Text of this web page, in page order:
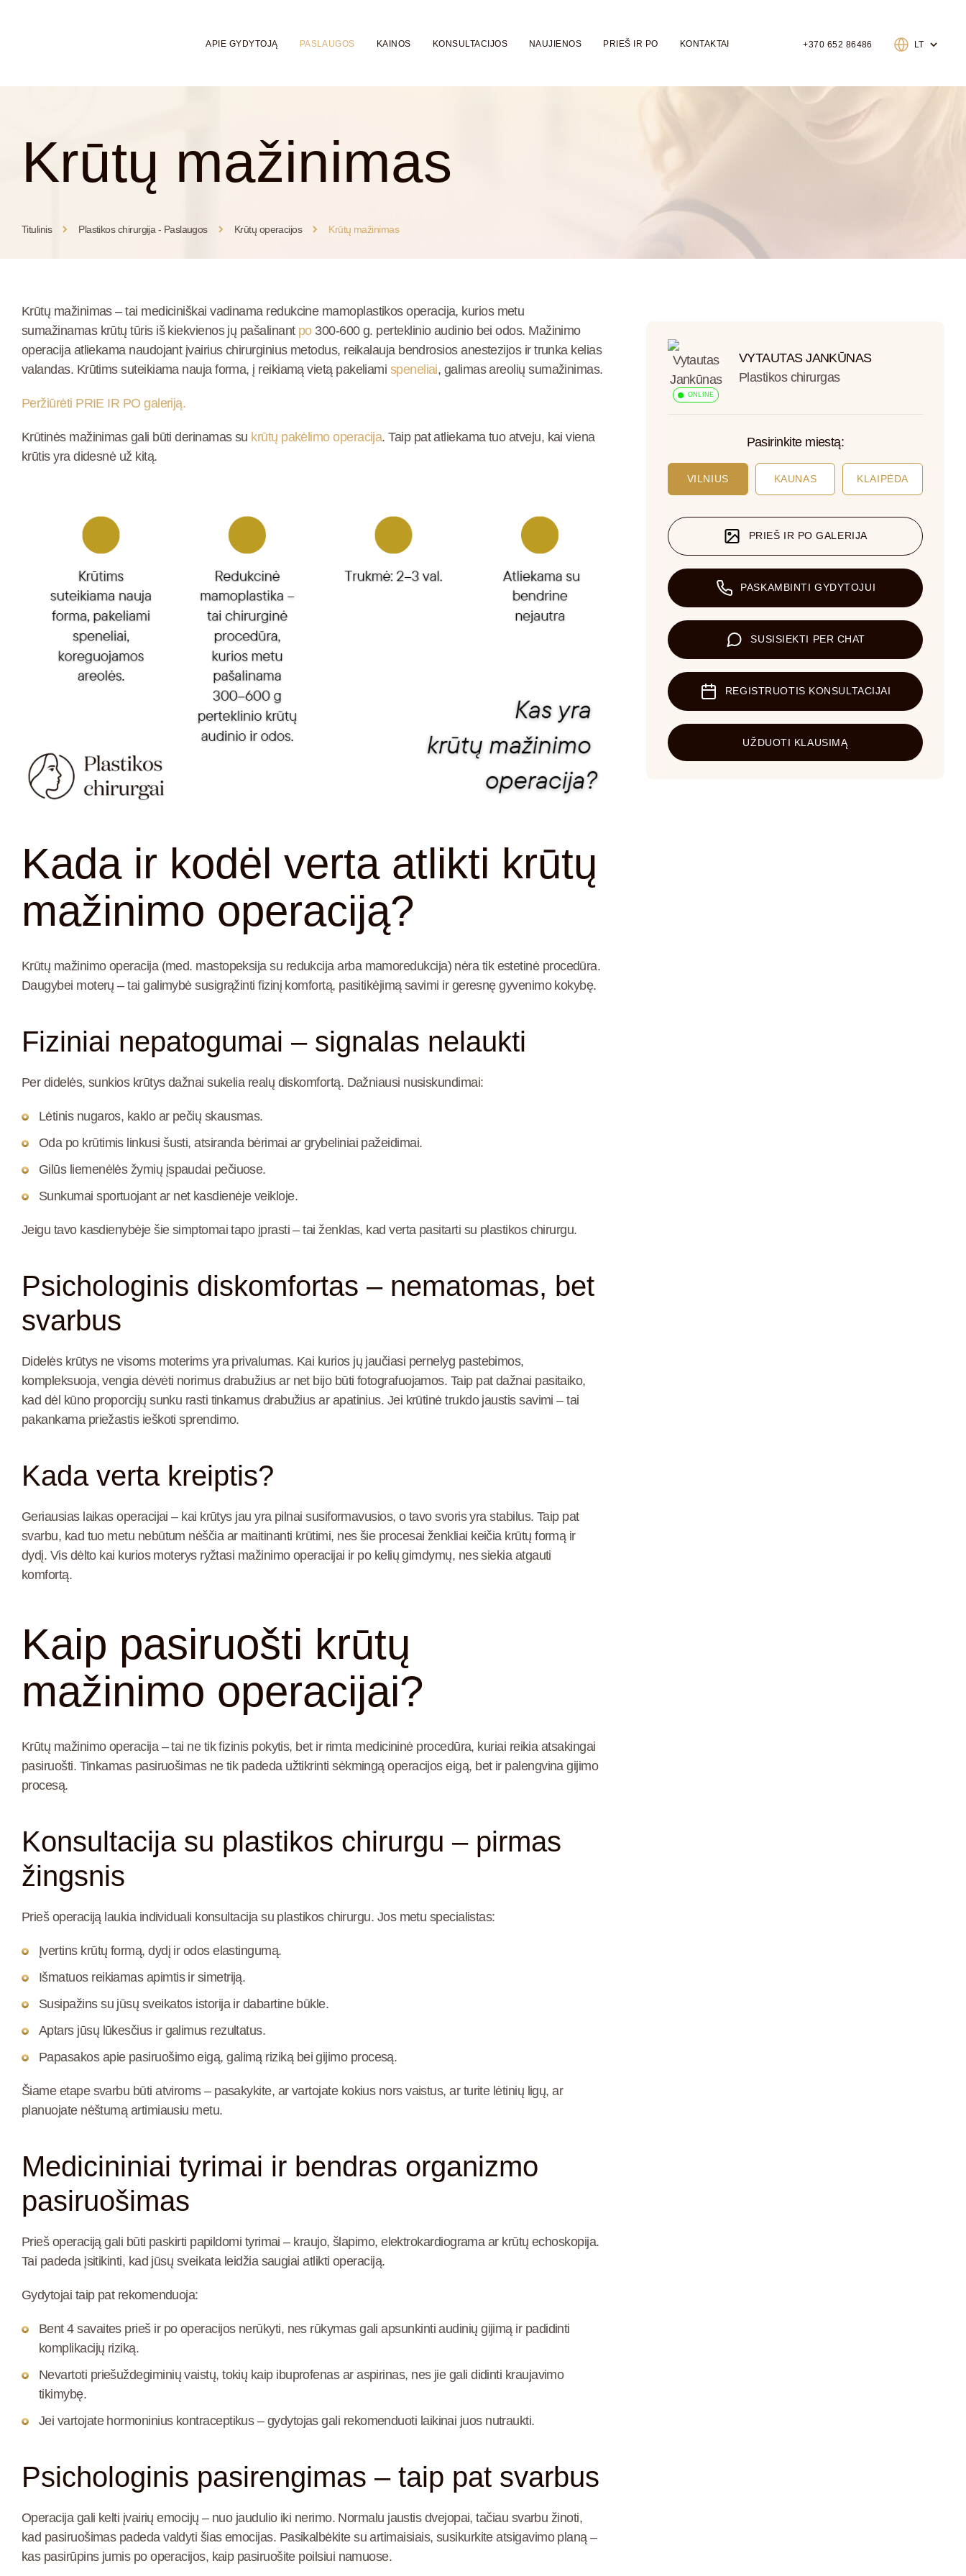
APIE GYDYTOJĄ PASLAUGOS KAINOS KONSULTACIJOS NAUJIENOS PRIEŠ IR PO KONTAKTAI +370 652 86486 LT
Krūtų mažinimas
Titulinis Plastikos chirurgija - Paslaugos Krūtų operacijos Krūtų mažinimas
Krūtų mažinimas– tai mediciniškai vadinama redukcine mamoplastikos operacija, kurios metu
sumažinamas krūtų tūris iš kiekvienos jų pašalinant po300-600 g. perteklinio audinio bei odos. Mažinimo
operacija atliekama naudojant įvairius chirurginius metodus, reikalauja bendrosios anestezijos ir trunka kelias
valandas. Krūtims suteikiama nauja forma, į reikiamą vietą pakeliami speneliai, galimas areolių sumažinimas.
Peržiūrėti PRIE IR PO galeriją.
Krūtinės mažinimasgali būti derinamas su krūtų pakėlimo operacija. Taip pat atliekama tuo atveju, kai viena
krūtis yra didesnė už kitą.
Kada ir kodėl verta atlikti krūtų
mažinimo operaciją?
Krūtų mažinimo operacija (med. mastopeksija su redukcija arba mamoredukcija) nėra tik estetinė procedūra.
Daugybei moterų – tai galimybė susigrąžinti fizinį komfortą, pasitikėjimą savimi ir geresnę gyvenimo kokybę.
Fiziniai nepatogumai – signalas nelaukti
Per didelės, sunkios krūtys dažnai sukelia realų diskomfortą. Dažniausi nusiskundimai:
Lėtinis nugaros, kaklo ar pečių skausmas.
Oda po krūtimis linkusi šusti, atsiranda bėrimai ar grybeliniai pažeidimai.
Gilūs liemenėlės žymių įspaudai pečiuose.
Sunkumai sportuojant ar net kasdienėje veikloje.
Jeigu tavo kasdienybėje šie simptomai tapo įprasti – tai ženklas, kad verta pasitarti su plastikos chirurgu.
Psichologinis diskomfortas – nematomas, bet
svarbus
Didelės krūtys ne visoms moterims yra privalumas. Kai kurios jų jaučiasi pernelyg pastebimos,
kompleksuoja, vengia dėvėti norimus drabužius ar net bijo būti fotografuojamos. Taip pat dažnai pasitaiko,
kad dėl kūno proporcijų sunku rasti tinkamus drabužius ar apatinius. Jei krūtinė trukdo jaustis savimi – tai
pakankama priežastis ieškoti sprendimo.
Kada verta kreiptis?
Geriausias laikas operacijai – kai krūtys jau yra pilnai susiformavusios, o tavo svoris yra stabilus. Taip pat
svarbu, kad tuo metu nebūtum nėščia ar maitinanti krūtimi, nes šie procesai ženkliai keičia krūtų formą ir
dydį. Vis dėlto kai kurios moterys ryžtasi mažinimo operacijai ir po kelių gimdymų, nes siekia atgauti
komfortą.
Kaip pasiruošti krūtų
mažinimo operacijai?
Krūtų mažinimo operacija – tai ne tik fizinis pokytis, bet ir rimta medicininė procedūra, kuriai reikia atsakingai
pasiruošti. Tinkamas pasiruošimas ne tik padeda užtikrinti sėkmingą operacijos eigą, bet ir palengvina gijimo
procesą.
Konsultacija su plastikos chirurgu – pirmas
žingsnis
Prieš operaciją laukia individuali konsultacija su plastikos chirurgu. Jos metu specialistas:
Įvertins krūtų formą, dydį ir odos elastingumą.
Išmatuos reikiamas apimtis ir simetriją.
Susipažins su jūsų sveikatos istorija ir dabartine būkle.
Aptars jūsų lūkesčius ir galimus rezultatus.
Papasakos apie pasiruošimo eigą, galimą riziką bei gijimo procesą.
Šiame etape svarbu būti atviroms – pasakykite, ar vartojate kokius nors vaistus, ar turite lėtinių ligų, ar
planuojate nėštumą artimiausiu metu.
Medicininiai tyrimai ir bendras organizmo
pasiruošimas
Prieš operaciją gali būti paskirti papildomi tyrimai – kraujo, šlapimo, elektrokardiograma ar krūtų echoskopija.
Tai padeda įsitikinti, kad jūsų sveikata leidžia saugiai atlikti operaciją.
Gydytojai taip pat rekomenduoja:
Bent 4 savaites prieš ir po operacijos nerūkyti, nes rūkymas gali apsunkinti audinių gijimą ir padidinti
komplikacijų riziką.
Nevartoti priešuždegiminių vaistų, tokių kaip ibuprofenas ar aspirinas, nes jie gali didinti kraujavimo
tikimybę.
Jei vartojate hormoninius kontraceptikus – gydytojas gali rekomenduoti laikinai juos nutraukti.
Psichologinis pasirengimas – taip pat svarbus
Operacija gali kelti įvairių emocijų – nuo jaudulio iki nerimo. Normalu jaustis dvejopai, tačiau svarbu žinoti,
kad pasiruošimas padeda valdyti šias emocijas. Pasikalbėkite su artimaisiais, susikurkite atsigavimo planą –
kas pasirūpins jumis po operacijos, kaip pasiruošite poilsiui namuose.
ONLINE
VYTAUTAS JANKŪNAS
Plastikos chirurgas
Pasirinkite miestą:
VILNIUS KAUNAS KLAIPĖDA
PRIEŠ IR PO GALERIJA
PASKAMBINTI GYDYTOJUI
SUSISIEKTI PER CHAT
REGISTRUOTIS KONSULTACIJAI
UŽDUOTI KLAUSIMĄ